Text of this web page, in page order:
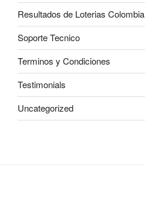
Resultados de Loterias Colombia
Soporte Tecnico
Terminos y Condiciones
Testimonials
Uncategorized